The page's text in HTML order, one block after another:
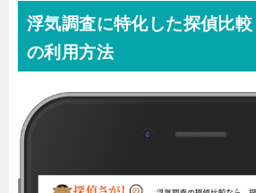
浮気調査に特化した探偵比較
の利用方法